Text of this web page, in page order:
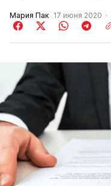
Мария Пак 17 июня 2020